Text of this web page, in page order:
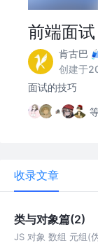
前端面试
肯古巴
创建于
面试的技巧
收录文章
类与对象篇(2)
JS 对象 数组 元组(